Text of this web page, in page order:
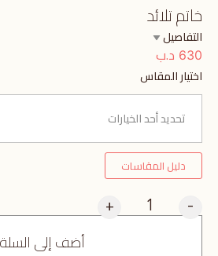
خاتم تلائد
التفاصيل
630 د.ب
اختيار المقاس
دليل المقاسات
-
+
أضف إلى السلة